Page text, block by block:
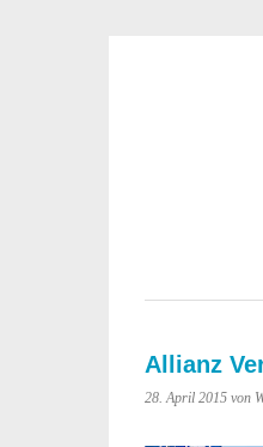
Allianz
28. April 2015 von